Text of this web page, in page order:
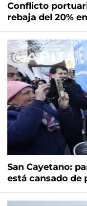
Conflicto
rebaja del 20%
San Cayetano:
está cansado de